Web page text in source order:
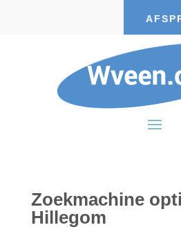
Zoekmachine
Hillegom